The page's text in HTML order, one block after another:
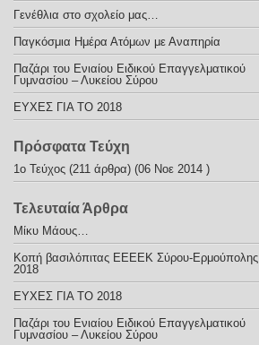
Γενέθλια στο σχολείο μας…
Παγκόσμια Ημέρα Ατόμων με Αναπηρία
Παζάρι του Ενιαίου Ειδικού Επαγγελματικού
Γυμνασίου – Λυκείου Σύρου
ΕΥΧΕΣ ΓΙΑ ΤΟ 2018
Πρόσφατα Τεύχη
1ο Τεύχος (211 άρθρα) (06 Νοε 2014 )
Τελευταία Άρθρα
Μίκυ Μάους…
Κοπή βασιλόπιτας ΕΕΕΕΚ Σύρου-Ερμούπολης
2018
ΕΥΧΕΣ ΓΙΑ ΤΟ 2018
Παζάρι του Ενιαίου Ειδικού Επαγγελματικού
Γυμνασίου – Λυκείου Σύρου